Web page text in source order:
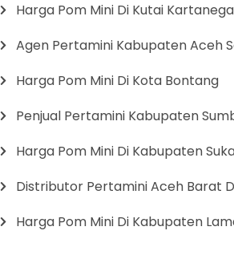
Harga Pom Mini Di Kutai
Agen Pertamini Kabupaten Aceh
Harga Pom Mini Di Kota Bontang
Penjual Pertamini Kabupaten
Harga Pom Mini Di Kabupaten
Distributor Pertamini Aceh Barat
Harga Pom Mini Di Kabupaten